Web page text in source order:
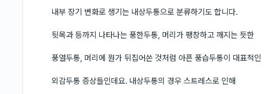
내부 장기 변화로 생기는 내상두통으로 분류하기도 합니다.
뒷목과 등까지 나타나는 풍한두통, 머리가 팽창하고 깨지는 듯한
풍열두통, 머리에 뭔가 뒤집어쓴 것처럼 아픈 풍습두통이 대표적인
외감두통 증상들인데요. 내상두통의 경우 스트레스로 인해